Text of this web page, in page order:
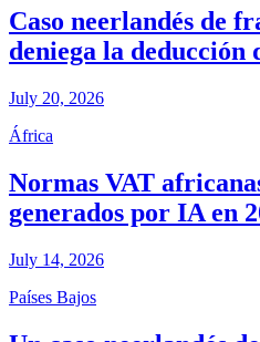
Caso neerlandés de
deniega la deducción
July 20, 2026
África
Normas VAT
generados por IA en
July 14, 2026
Países Bajos